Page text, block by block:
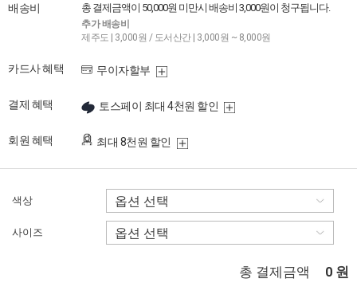
배송비 총 결제금액이 50,000원 미만시 배송비 3,000원이 청구됩니다.
추가 배송비
제주도 | 3,000원 / 도서산간 | 3,000원 ~ 8,000원
카드사 혜택 무이자할부
결제 혜택 토스페이 최대 4천원 할인
회원 혜택 최대 8천원 할인
색상
사이즈
총 결제금액 0 원